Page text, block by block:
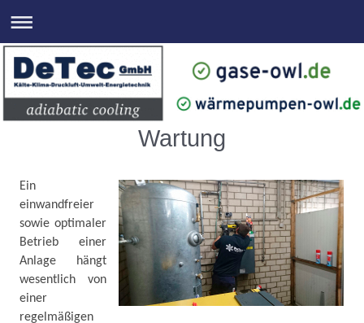
Wartung
Ein
einwandfreier
sowie optimaler
Betrieb einer
Anlage hängt
wesentlich von
einer
regelmäßigen